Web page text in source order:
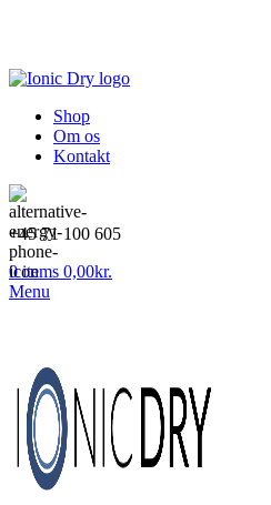
Shop
Om os
Kontakt
+45 71 100 605
0items 0,00kr.
Menu